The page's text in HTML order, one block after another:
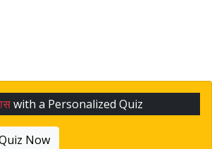
with a Personalized Quiz
Now